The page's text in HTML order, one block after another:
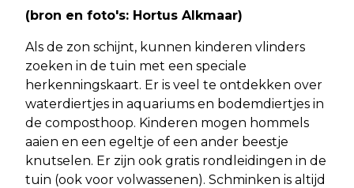
(bron en foto's: Hortus Alkmaar)
Als de zon schijnt, kunnen kinderen vlinders
zoeken in de tuin met een speciale
herkenningskaart. Er is veel te ontdekken over
waterdiertjes in aquariums en bodemdiertjes in
de composthoop. Kinderen mogen hommels
aaien en een egeltje of een ander beestje
knutselen. Er zijn ook gratis rondleidingen in de
tuin (ook voor volwassenen). Schminken is altijd